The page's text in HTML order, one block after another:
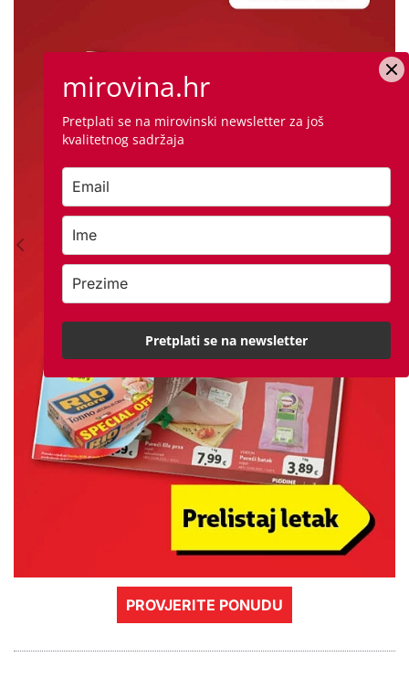
PROVJERITE PONUDU
mirovina.hr
Pretplati se na mirovinski newsletter za još
kvalitetnog sadržaja
Pretplati se na newsletter